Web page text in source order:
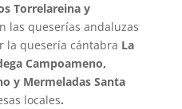
Torrelareina y
las queserías andaluzas
la quesería cántabra La
Campoameno,
y Mermeladas Santa
locales.